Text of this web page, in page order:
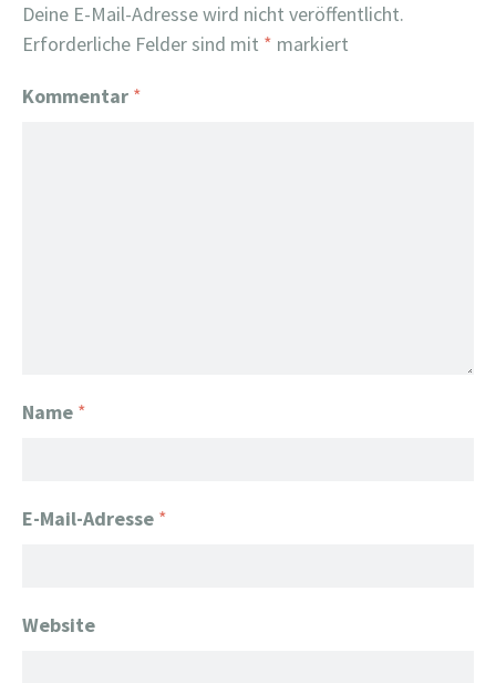
Deine E-Mail-Adresse wird nicht veröffentlicht.
Erforderliche Felder sind mit * markiert
Kommentar *
Name *
E-Mail-Adresse *
Website